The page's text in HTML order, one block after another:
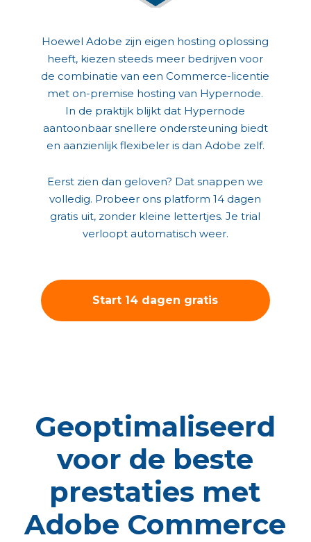
Hoewel Adobe zijn eigen hosting oplossing
heeft, kiezen steeds meer bedrijven voor
de combinatie van een Commerce-licentie
met on-premise hosting van Hypernode.
In de praktijk blijkt dat Hypernode
aantoonbaar snellere ondersteuning biedt
en aanzienlijk flexibeler is dan Adobe zelf.
Eerst zien dan geloven? Dat snappen we
volledig. Probeer ons platform 14 dagen
gratis uit, zonder kleine lettertjes. Je trial
verloopt automatisch weer.
Start 14 dagen gratis
Geoptimaliseerd
voor de beste
prestaties met
Adobe Commerce